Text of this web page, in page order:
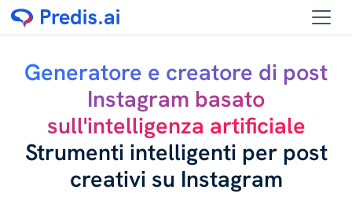
Generatore e creatore di post
Instagram basato
sull'intelligenza artificiale
Strumenti intelligenti per post
creativi su Instagram